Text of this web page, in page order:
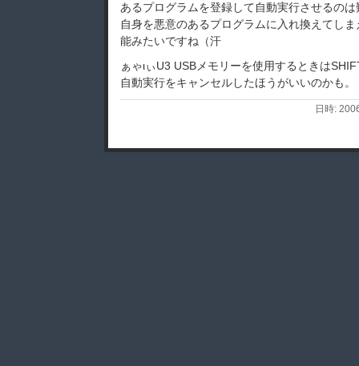
あるプログラムを登録して自動実行させるの
自身を悪意のあるプログラムに入れ換えてし
能みたいですね（汗
ぁゃιぃU3 USBメモリーを使用するときは
自動実行をキャンセルしたほうがいいのかも。
日時: